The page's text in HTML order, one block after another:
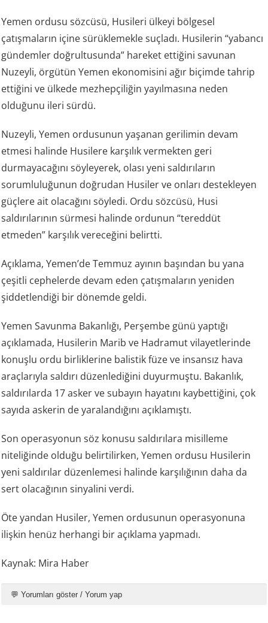
Yemen ordusu sözcüsü, Husileri ülkeyi bölgesel
çatışmaların içine sürüklemekle suçladı. Husilerin “yabancı
gündemler doğrultusunda” hareket ettiğini savunan
Nuzeyli, örgütün Yemen ekonomisini ağır biçimde tahrip
ettiğini ve ülkede mezhepçiliğin yayılmasına neden
olduğunu ileri sürdü.
Nuzeyli, Yemen ordusunun yaşanan gerilimin devam
etmesi halinde Husilere karşılık vermekten geri
durmayacağını söyleyerek, olası yeni saldırıların
sorumluluğunun doğrudan Husiler ve onları destekleyen
güçlere ait olacağını söyledi. Ordu sözcüsü, Husi
saldırılarının sürmesi halinde ordunun “tereddüt
etmeden” karşılık vereceğini belirtti.
Açıklama, Yemen’de Temmuz ayının başından bu yana
çeşitli cephelerde devam eden çatışmaların yeniden
şiddetlendiği bir dönemde geldi.
Yemen Savunma Bakanlığı, Perşembe günü yaptığı
açıklamada, Husilerin Marib ve Hadramut vilayetlerinde
konuşlu ordu birliklerine balistik füze ve insansız hava
araçlarıyla saldırı düzenlediğini duyurmuştu. Bakanlık,
saldırılarda 17 asker ve subayın hayatını kaybettiğini, çok
sayıda askerin de yaralandığını açıklamıştı.
Son operasyonun söz konusu saldırılara misilleme
niteliğinde olduğu belirtilirken, Yemen ordusu Husilerin
yeni saldırılar düzenlemesi halinde karşılığının daha da
sert olacağının sinyalini verdi.
Öte yandan Husiler, Yemen ordusunun operasyonuna
ilişkin henüz herhangi bir açıklama yapmadı.
Kaynak: Mira Haber
💬 Yorumları göster / Yorum yap